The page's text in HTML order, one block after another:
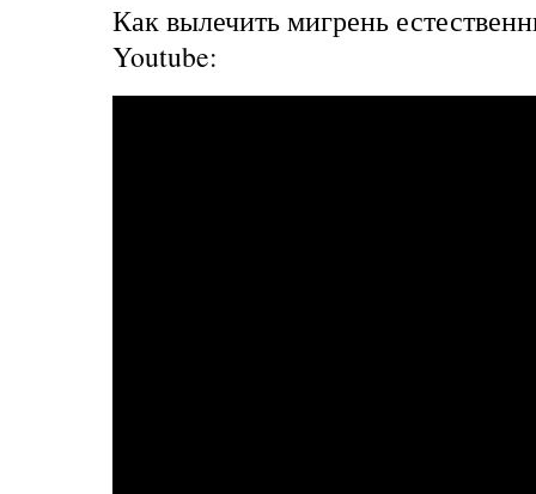
Как вылечить мигрень
Youtube: